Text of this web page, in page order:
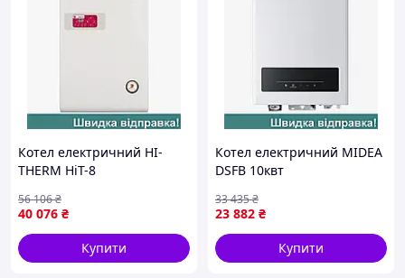
Котел електричний HI-
THERM HiT-8
40 076 ₴
56 106₴
Купити
Котел електричний MIDEA
DSFB 10квт
23 882 ₴
33 435₴
Купити